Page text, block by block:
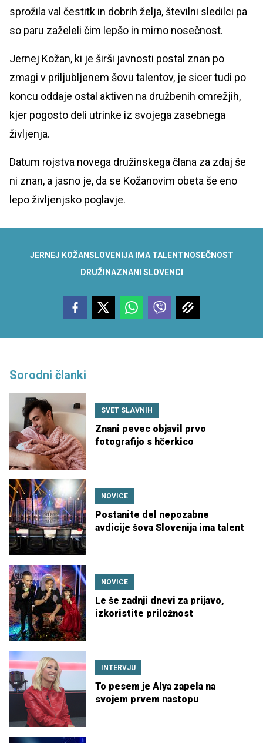
sprožila val čestitk in dobrih želja, številni sledilci pa
so paru zaželeli čim lepšo in mirno nosečnost.
Jernej Kožan, ki je širši javnosti postal znan po
zmagi v priljubljenem šovu talentov, je sicer tudi po
koncu oddaje ostal aktiven na družbenih omrežjih,
kjer pogosto deli utrinke iz svojega zasebnega
življenja.
Datum rojstva novega družinskega člana za zdaj še
ni znan, a jasno je, da se Kožanovim obeta še eno
lepo življenjsko poglavje.
JERNEJ KOŽANSLOVENIJA IMA TALENT NOSEČNOST
DRUŽINAZNANI SLOVENCI
Sorodni članki
SVET SLAVNIH
Znani pevec objavil prvo
fotografijo s hčerkico
NOVICE
Postanite del nepozabne
avdicije šova Slovenija ima talent
NOVICE
Le še zadnji dnevi za prijavo,
izkoristite priložnost
INTERVJU
To pesem je Alya zapela na
svojem prvem nastopu